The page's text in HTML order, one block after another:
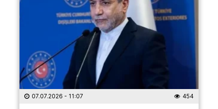
07.07.2026 - 11:07 454